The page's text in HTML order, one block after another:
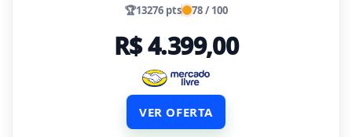
🏆13276 pts 78 / 100
R$ 4.399,00
VER OFERTA